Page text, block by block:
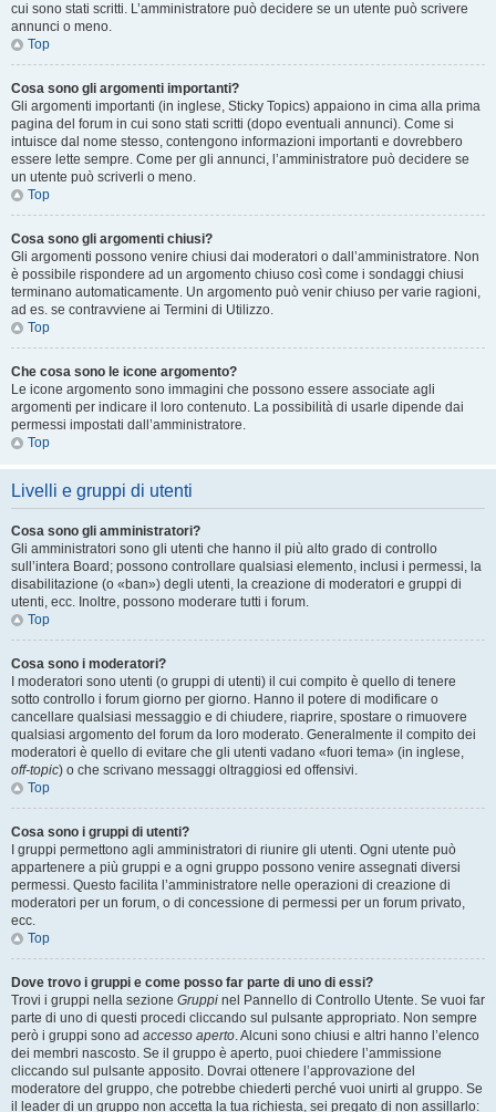
cui sono stati scritti. L’amministratore può decidere se un utente può scrivere
annunci o meno.
Top
Cosa sono gli argomenti importanti?
Gli argomenti importanti (in inglese, Sticky Topics) appaiono in cima alla prima
pagina del forum in cui sono stati scritti (dopo eventuali annunci). Come si
intuisce dal nome stesso, contengono informazioni importanti e dovrebbero
essere lette sempre. Come per gli annunci, l’amministratore può decidere se
un utente può scriverli o meno.
Top
Cosa sono gli argomenti chiusi?
Gli argomenti possono venire chiusi dai moderatori o dall’amministratore. Non
è possibile rispondere ad un argomento chiuso così come i sondaggi chiusi
terminano automaticamente. Un argomento può venir chiuso per varie ragioni,
ad es. se contravviene ai Termini di Utilizzo.
Top
Che cosa sono le icone argomento?
Le icone argomento sono immagini che possono essere associate agli
argomenti per indicare il loro contenuto. La possibilità di usarle dipende dai
permessi impostati dall’amministratore.
Top
Livelli e gruppi di utenti
Cosa sono gli amministratori?
Gli amministratori sono gli utenti che hanno il più alto grado di controllo
sull’intera Board; possono controllare qualsiasi elemento, inclusi i permessi, la
disabilitazione (o «ban») degli utenti, la creazione di moderatori e gruppi di
utenti, ecc. Inoltre, possono moderare tutti i forum.
Top
Cosa sono i moderatori?
I moderatori sono utenti (o gruppi di utenti) il cui compito è quello di tenere
sotto controllo i forum giorno per giorno. Hanno il potere di modificare o
cancellare qualsiasi messaggio e di chiudere, riaprire, spostare o rimuovere
qualsiasi argomento del forum da loro moderato. Generalmente il compito dei
moderatori è quello di evitare che gli utenti vadano «fuori tema» (in inglese,
off-topic) o che scrivano messaggi oltraggiosi ed offensivi.
Top
Cosa sono i gruppi di utenti?
I gruppi permettono agli amministratori di riunire gli utenti. Ogni utente può
appartenere a più gruppi e a ogni gruppo possono venire assegnati diversi
permessi. Questo facilita l’amministratore nelle operazioni di creazione di
moderatori per un forum, o di concessione di permessi per un forum privato,
ecc.
Top
Dove trovo i gruppi e come posso far parte di uno di essi?
Trovi i gruppi nella sezione Gruppi nel Pannello di Controllo Utente. Se vuoi far
parte di uno di questi procedi cliccando sul pulsante appropriato. Non sempre
però i gruppi sono ad accesso aperto. Alcuni sono chiusi e altri hanno l’elenco
dei membri nascosto. Se il gruppo è aperto, puoi chiedere l’ammissione
cliccando sul pulsante apposito. Dovrai ottenere l’approvazione del
moderatore del gruppo, che potrebbe chiederti perché vuoi unirti al gruppo. Se
il leader di un gruppo non accetta la tua richiesta, sei pregato di non assillarlo: